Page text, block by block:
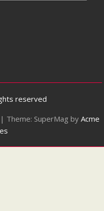
reserved
| Theme: SuperMag by Acme